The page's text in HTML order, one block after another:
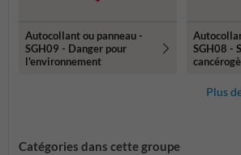
Autocollant ou panneau -
SGH09 - Danger pour
l'environnement
SGH08 -
Plus
Catégories dans cette groupe